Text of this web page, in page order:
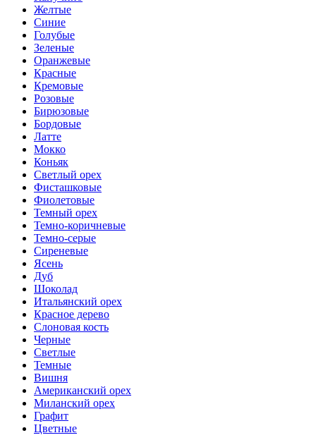
Желтые
Синие
Голубые
Зеленые
Оранжевые
Красные
Кремовые
Розовые
Бирюзовые
Бордовые
Латте
Мокко
Коньяк
Светлый орех
Фисташковые
Фиолетовые
Темный орех
Темно-коричневые
Темно-серые
Сиреневые
Ясень
Дуб
Шоколад
Итальянский орех
Красное дерево
Слоновая кость
Черные
Светлые
Темные
Вишня
Американский орех
Миланский орех
Графит
Цветные